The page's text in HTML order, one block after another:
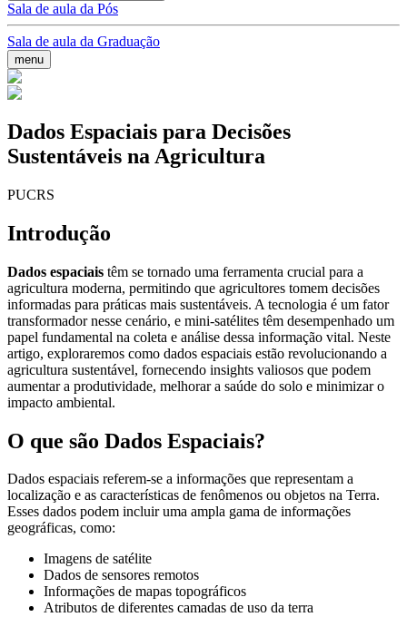
Sala de aula da Pós
Sala de aula da Graduação
menu
Dados Espaciais para Decisões
Sustentáveis na Agricultura
PUCRS
Introdução
Dados espaciais têm se tornado uma ferramenta crucial para a
agricultura moderna, permitindo que agricultores tomem decisões
informadas para práticas mais sustentáveis. A tecnologia é um fator
transformador nesse cenário, e mini-satélites têm desempenhado um
papel fundamental na coleta e análise dessa informação vital. Neste
artigo, exploraremos como dados espaciais estão revolucionando a
agricultura sustentável, fornecendo insights valiosos que podem
aumentar a produtividade, melhorar a saúde do solo e minimizar o
impacto ambiental.
O que são Dados Espaciais?
Dados espaciais referem-se a informações que representam a
localização e as características de fenômenos ou objetos na Terra.
Esses dados podem incluir uma ampla gama de informações
geográficas, como:
Imagens de satélite
Dados de sensores remotos
Informações de mapas topográficos
Atributos de diferentes camadas de uso da terra